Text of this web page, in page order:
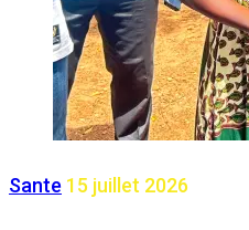
Sante 15 juillet 2026